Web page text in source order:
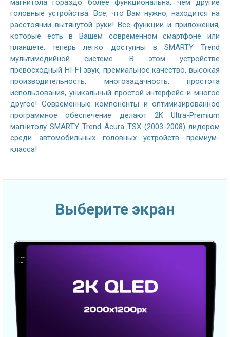
магнитола гораздо более функциональна, чем другие
головные устройства. Все, что Вам нужно, находится на
расстоянии вытянутой руки! Все функции и приложения,
которые есть в Вашем современном смартфоне или
планшете, теперь легко доступны в SMARTY Trend
мультимедийной системе. В этом устройстве
превосходный HI-FI звук, премиальное качество, высокая
производительность, многозадачность, простота
использования, уникальный простой интерфейс и многое
другое! Современные компоненты и оптимизированное
программное обеспечение делают 2K Ultra-Premium
магнитолу SMARTY Trend Acura TSX (2003-2008) лидером
среди автомобильных головных устройств премиум-
класса!
Выберите экран